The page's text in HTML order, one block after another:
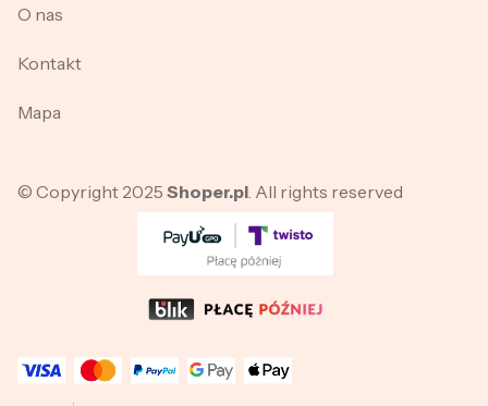
O nas
Kontakt
Mapa
© Copyright 2025 Shoper.pl. All rights reserved